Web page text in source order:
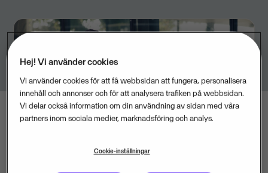
Hej! Vi använder cookies
Vi använder cookies för att få webbsidan att fungera, personalisera
innehåll och annonser och för att analysera trafiken på webbsidan.
Vi delar också information om din användning av sidan med våra
partners inom sociala medier, marknadsföring och analys.
Cookie-inställningar